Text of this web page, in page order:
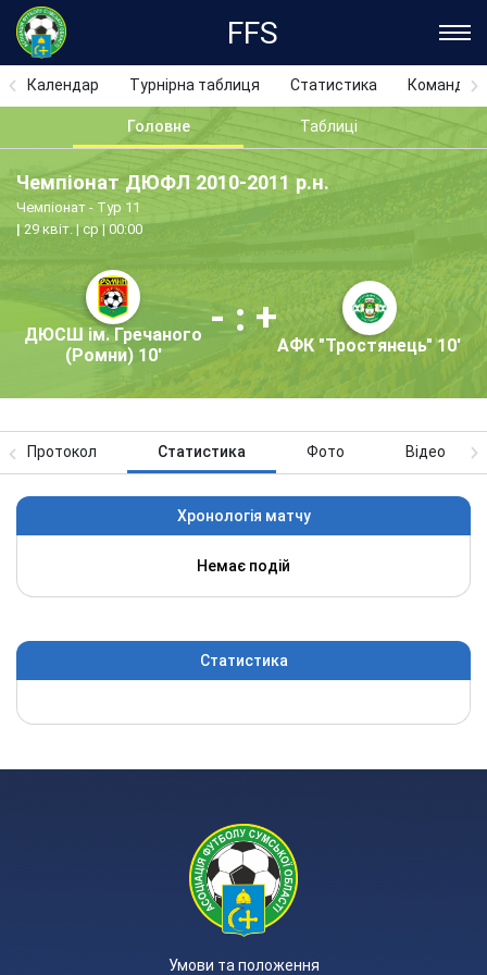
FFS
Календар Турнірна таблиця Статистика Команди
Головне Таблиці
Чемпіонат ДЮФЛ 2010-2011 р.н.
Чемпіонат - Тур 11
ДЮСШ ім. Гречаного
(Ромни) 10'
- : +
АФК "Тростянець" 10'
29 квіт. | ср | 00:00
Протокол Статистика Фото Відео
Хронологія матчу
Немає подій
Статистика
Умови та положення